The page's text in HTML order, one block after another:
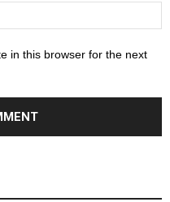
in this browser for the next